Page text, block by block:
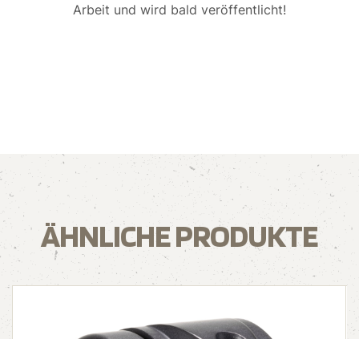
Arbeit und wird bald veröffentlicht!
ÄHNLICHE PRODUKTE